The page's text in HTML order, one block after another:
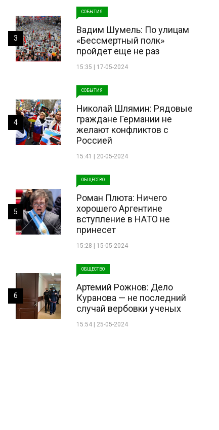
СОБЫТИЯ
Вадим Шумель: По улицам
«Бессмертный полк»
пройдет еще не раз
15:35 | 17-05-2024
3
СОБЫТИЯ
Николай Шлямин: Рядовые
граждане Германии не
желают конфликтов с
Россией
15:41 | 20-05-2024
4
ОБЩЕСТВО
Роман Плюта: Ничего
хорошего Аргентине
вступление в НАТО не
принесет
15:28 | 15-05-2024
5
ОБЩЕСТВО
Артемий Рожнов: Дело
Куранова — не последний
случай вербовки ученых
15:54 | 25-05-2024
6